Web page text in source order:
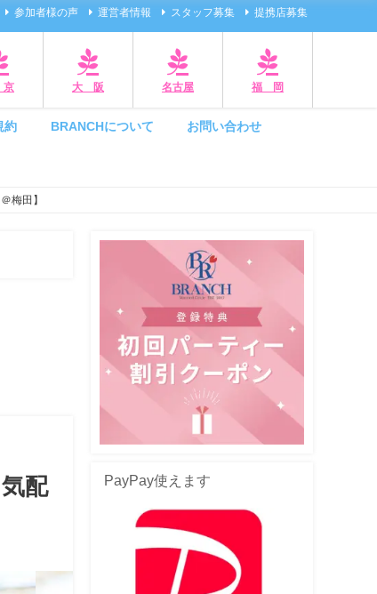
参加者様の声 運営者情報 スタッフ募集 提携店募集
大 阪 名古屋 福 岡
約 BRANCHについて お問い合わせ
梅田】
配
PayPay使えます